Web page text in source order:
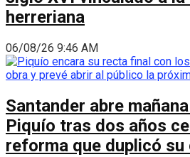
herreriana
06/08/26 9:46 AM
Santander abre
Piquío tras dos años
reforma que duplicó